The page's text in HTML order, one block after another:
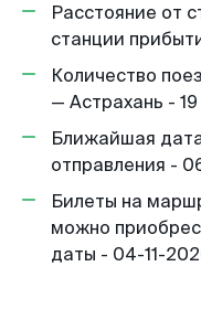
Расстояние от
станции
Количество
— Астрахань - 19
Ближайшая
отправления -
Билеты на
можно
даты - 04-11-